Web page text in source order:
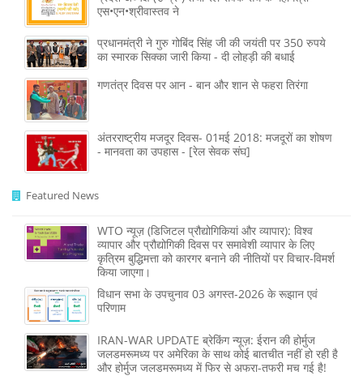
एस•एन•श्रीवास्तव ने
प्रधानमंत्री ने गुरु गोबिंद सिंह जी की जयंती पर 350 रुपये
का स्मारक सिक्का जारी किया - दी लोहड़ी की बधाई
गणतंत्र दिवस पर आन - बान और शान से फहरा तिरंगा
अंतरराष्ट्रीय मजदूर दिवस- 01मई 2018: मजदूरों का शोषण
- मानवता का उपहास - [रेल सेवक संघ]
Featured News
WTO न्यूज़ (डिजिटल प्रौद्योगिकियां और व्यापार): विश्व
व्यापार और प्रौद्योगिकी दिवस पर समावेशी व्यापार के लिए
कृत्रिम बुद्धिमत्ता को कारगर बनाने की नीतियों पर विचार-विमर्श
किया जाएगा।
विधान सभा के उपचुनाव 03 अगस्त-2026 के रूझान एवं
परिणाम
IRAN-WAR UPDATE ब्रेकिंग न्यूज़: ईरान की होर्मुज
जलडमरूमध्य पर अमेरिका के साथ कोई बातचीत नहीं हो रही है
और होर्मुज जलडमरूमध्य में फिर से अफरा-तफरी मच गई है!